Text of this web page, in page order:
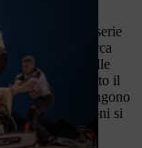
far parte della serie
sono circa
ed alle
ed in tutto il
provengono
generazioni si